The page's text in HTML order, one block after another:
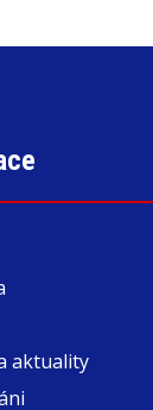
aktuality